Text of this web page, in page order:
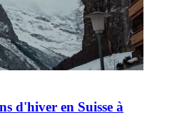
d'hiver en Suisse à